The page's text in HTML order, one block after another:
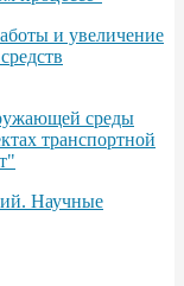
и увеличение
среды
транспортной
Научные